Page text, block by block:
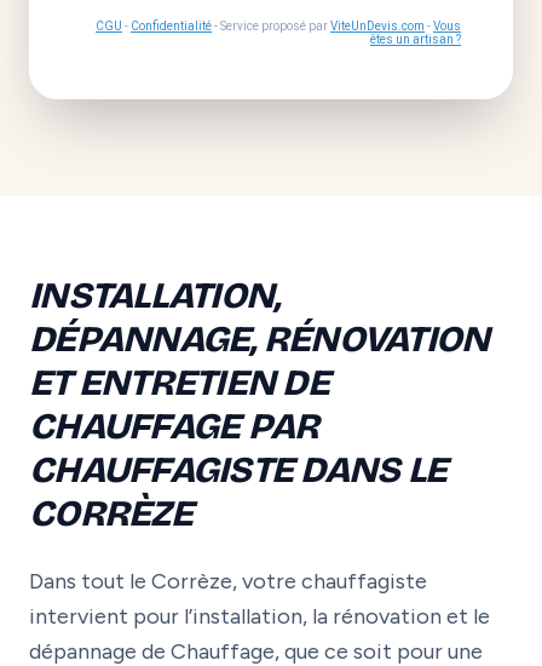
CGU - Confidentialité- Service proposé parViteUnDevis.com -Vous
êtes un artisan ?
INSTALLATION,
DÉPANNAGE, RÉNOVATION
ET ENTRETIEN DE
CHAUFFAGE PAR
CHAUFFAGISTE DANS LE
CORRÈZE
Dans tout le Corrèze, votre chauffagiste
intervient pour l’installation, la rénovation et le
dépannage de Chauffage, que ce soit pour une